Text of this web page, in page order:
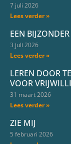
7 juli 2026
Lees verder »
EEN
3 juli 2026
Lees verder »
LEREN DOOR
VOOR
31 maart 2026
Lees verder »
ZIE MIJ
5 februari 2026